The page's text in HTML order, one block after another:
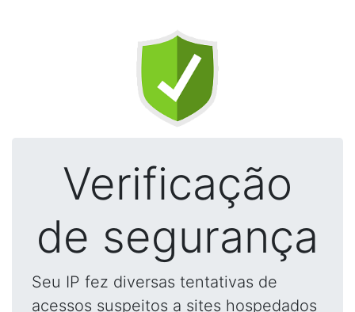
Verificação
de segurança
Seu IP fez diversas tentativas de
acessos suspeitos a sites hospedados